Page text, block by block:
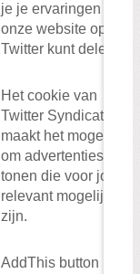
je je ervaringen op
onze website op
Twitter kunt delen.
Het cookie van
Twitter Syndication
maakt het mogelijk
om advertenties te
tonen die voor jou zo
relevant mogelijk
zijn.
AddThis button